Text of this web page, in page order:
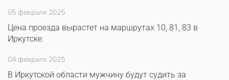
05 февраля 2025
Цена проезда вырастет на маршрутах 10, 81, 83 в
Иркутске.
04 февраля 2025
В Иркутской области мужчину будут судить за